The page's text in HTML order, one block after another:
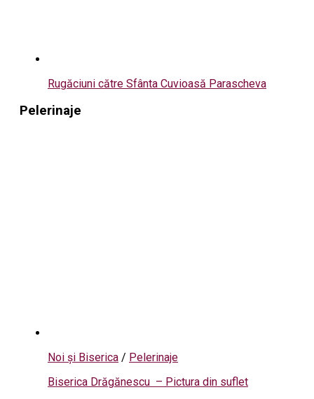
Rugăciuni către Sfânta Cuvioasă Parascheva
Pelerinaje
Noi și Biserica / Pelerinaje
Biserica Drăgănescu – Pictura din suflet